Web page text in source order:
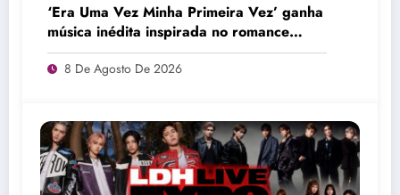
‘Era Uma Vez Minha Primeira Vez’ ganha
música inédita inspirada no romance
entre Tavinho e Tuca
8 De Agosto De 2026